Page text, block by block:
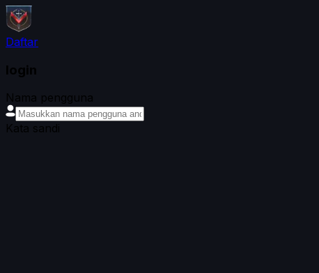
Daftar
login
Nama pengguna
Kata sandi